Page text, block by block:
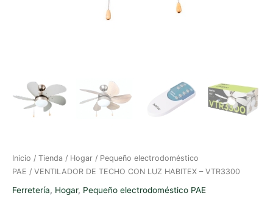
Inicio / Tienda / Hogar / Pequeño electrodoméstico
PAE / VENTILADOR DE TECHO CON LUZ HABITEX – VTR3300
Ferretería, Hogar, Pequeño electrodoméstico PAE